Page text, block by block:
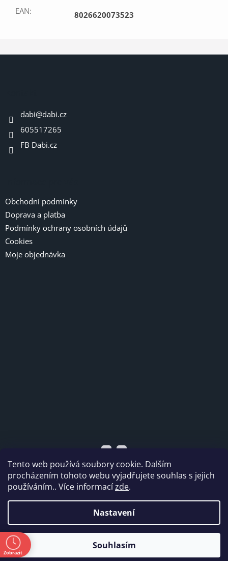
Tento web používá soubory cookie. Dalším
procházením tohoto webu vyjadřujete souhlas s jejich
používáním.. Více informacízde.
Nastavení
Souhlasím
EAN: 8026620073523
dabi@dabi.cz
605517265
FB Dabi.cz
Obchodní podmínky
Doprava a platba
Podmínky ochrany osobních údajů
Cookies
Moje objednávka
Vytvořil Shoptet
Copyright 2026 Dabi shop s.r.o.
vyhrazena.
Zobrazit